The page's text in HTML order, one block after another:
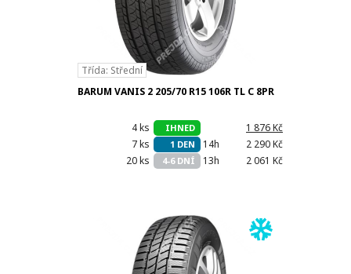
Třída: Střední
BARUM VANIS 2 205/70 R15 106R TL C 8PR
1 876 Kč
IHNED
4 ks
2 290 Kč
14h
1 DEN
7 ks
2 061 Kč
13h
4-6 DNÍ
20 ks